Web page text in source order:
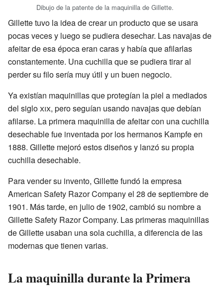
Dibujo de la patente de la maquinilla de Gillette.
Gillette tuvo la idea de crear un producto que se usara
pocas veces y luego se pudiera desechar. Las navajas de
afeitar de esa época eran caras y había que afilarlas
constantemente. Una cuchilla que se pudiera tirar al
perder su filo sería muy útil y un buen negocio.
Ya existían maquinillas que protegían la piel a mediados
del sigloxix, pero seguían usando navajas que debían
afilarse. La primera maquinilla de afeitar con una cuchilla
desechable fue inventada por los hermanos Kampfe en
1888. Gillette mejoró estos diseños y lanzó su propia
cuchilla desechable.
Para vender su invento, Gillette fundó la empresa
American Safety Razor Company el 28 de septiembre de
1901. Más tarde, en julio de 1902, cambió su nombre a
Gillette Safety Razor Company. Las primeras maquinillas
de Gillette usaban una sola cuchilla, a diferencia de las
modernas que tienen varias.
La maquinilla durante la Primera